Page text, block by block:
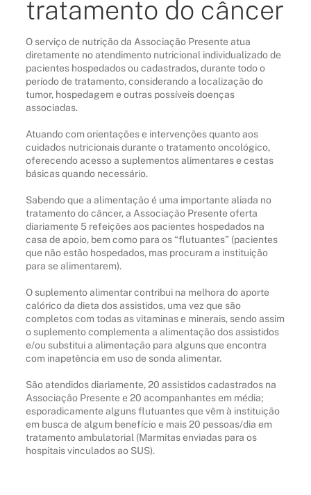
tratamento do câncer
O serviço de nutrição da Associação Presente atua
diretamente no atendimento nutricional individualizado de
pacientes hospedados ou cadastrados, durante todo o
período de tratamento, considerando a localização do
tumor, hospedagem e outras possíveis doenças
associadas.
Atuando com orientações e intervenções quanto aos
cuidados nutricionais durante o tratamento oncológico,
oferecendo acesso a suplementos alimentares e cestas
básicas quando necessário.
Sabendo que a alimentação é uma importante aliada no
tratamento do câncer, a Associação Presente oferta
diariamente 5 refeições aos pacientes hospedados na
casa de apoio, bem como para os “flutuantes” (pacientes
que não estão hospedados, mas procuram a instituição
para se alimentarem).
O suplemento alimentar contribui na melhora do aporte
calórico da dieta dos assistidos, uma vez que são
completos com todas as vitaminas e minerais, sendo assim
o suplemento complementa a alimentação dos assistidos
e/ou substitui a alimentação para alguns que encontra
com inapetência em uso de sonda alimentar.
São atendidos diariamente, 20 assistidos cadastrados na
Associação Presente e 20 acompanhantes em média;
esporadicamente alguns flutuantes que vêm à instituição
em busca de algum benefício e mais 20 pessoas/dia em
tratamento ambulatorial (Marmitas enviadas para os
hospitais vinculados ao SUS).